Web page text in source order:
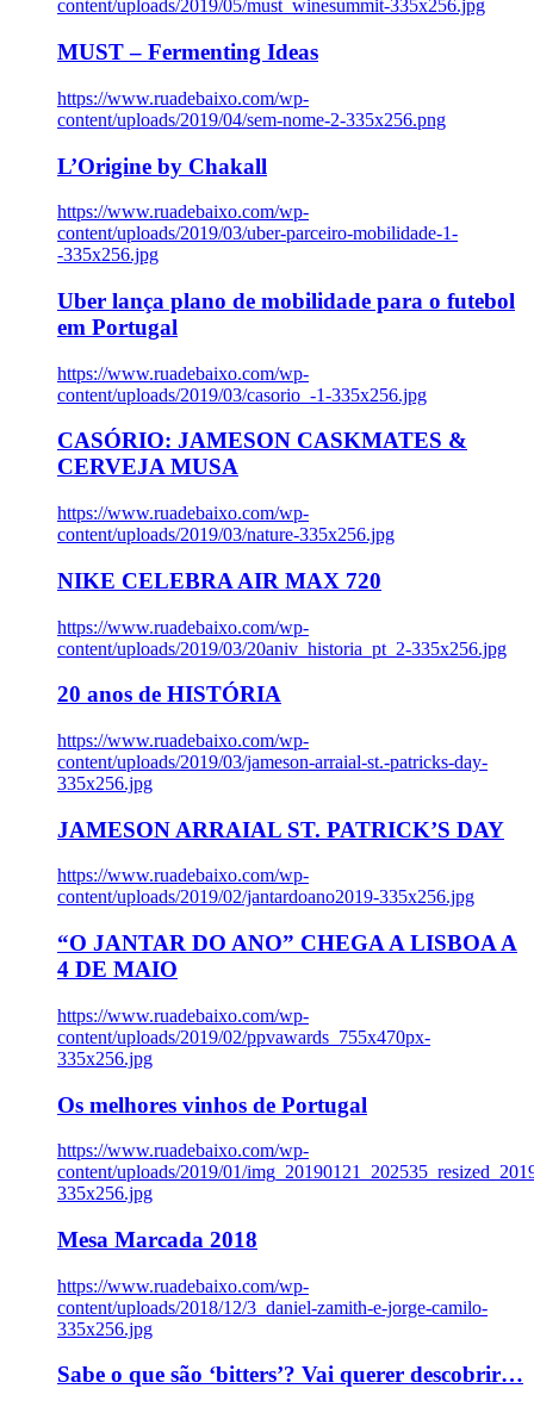
content/uploads/2019/05/must_winesummit-335x256.jpg
MUST – Fermenting Ideas
https://www.ruadebaixo.com/wp-
content/uploads/2019/04/sem-nome-2-335x256.png
L’Origine by Chakall
https://www.ruadebaixo.com/wp-
content/uploads/2019/03/uber-parceiro-mobilidade-1-
-335x256.jpg
Uber lança plano de mobilidade para o futebol
em Portugal
https://www.ruadebaixo.com/wp-
content/uploads/2019/03/casorio_-1-335x256.jpg
CASÓRIO: JAMESON CASKMATES &
CERVEJA MUSA
https://www.ruadebaixo.com/wp-
content/uploads/2019/03/nature-335x256.jpg
NIKE CELEBRA AIR MAX 720
https://www.ruadebaixo.com/wp-
content/uploads/2019/03/20aniv_historia_pt_2-335x256.jpg
20 anos de HISTÓRIA
https://www.ruadebaixo.com/wp-
content/uploads/2019/03/jameson-arraial-st.-patricks-day-
335x256.jpg
JAMESON ARRAIAL ST. PATRICK’S DAY
https://www.ruadebaixo.com/wp-
content/uploads/2019/02/jantardoano2019-335x256.jpg
“O JANTAR DO ANO” CHEGA A LISBOA A
4 DE MAIO
https://www.ruadebaixo.com/wp-
content/uploads/2019/02/ppvawards_755x470px-
335x256.jpg
Os melhores vinhos de Portugal
https://www.ruadebaixo.com/wp-
content/uploads/2019/01/
335x256.jpg
Mesa Marcada 2018
https://www.ruadebaixo.com/wp-
content/uploads/2018/12/3_daniel-zamith-e-jorge-camilo-
335x256.jpg
Sabe o que são ‘bitters’? Vai querer descobrir…